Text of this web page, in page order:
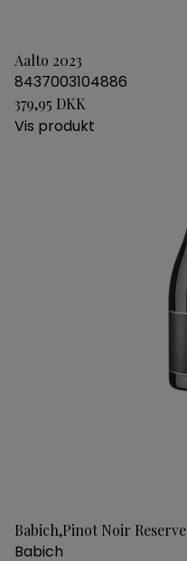
Aalto 2023
8437003104886
379,95 DKK
Vis produkt
Babich,Pinot Noir Reserve
Babich